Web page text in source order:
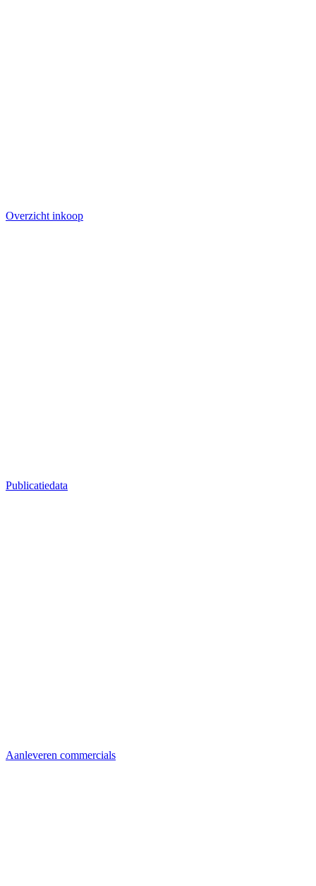
Overzicht inkoop
Publicatiedata
Aanleveren commercials